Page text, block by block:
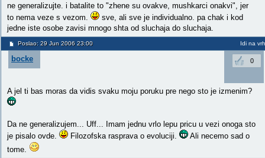
ne generalizujte. i batalite to "zhene su ovakve, mushkarci onakvi", jer
to nema veze s vezom.
sve, ali sve je individualno. pa chak i kod
jedne iste osobe zavisi mnogo shta od sluchaja do sluchaja.
Poslao: 29 Jun 2006 23:00 Idi na vrh
bocke 0
A jel ti bas moras da vidis svaku moju poruku pre nego sto je izmenim?
Da ne generalizujem... Uff... Imam jednu vrlo lepu pricu u vezi onoga sto
je pisalo ovde.
Filozofska rasprava o evoluciji.
Ali necemo sad o
tome.